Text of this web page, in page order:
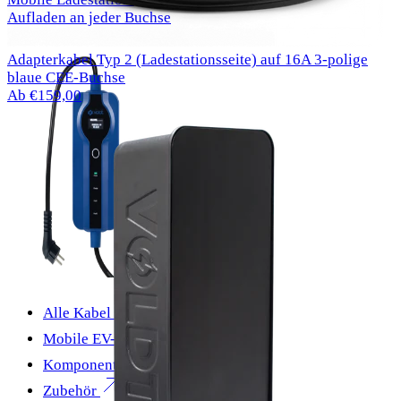
Aufladen an jeder Buchse
Alle Kabel
Mobile EV-Ladegeräte
Komponenten
Zubehör
Adapterkabel Typ 2 (Ladestationsseite) auf 16A 3-polige
blaue CEE-Buchse
Ab €159,00